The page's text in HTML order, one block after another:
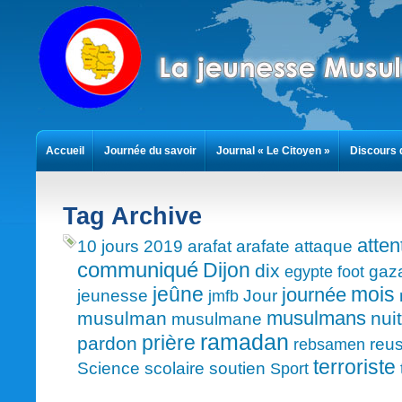
Tag Archive
10 jours 2019 arafat arafate attaque
communiqué Dijon dix egypte foot
jeunesse jeûne jmfb Jour journée mois
musulman musulmane musulmans nuit
pardon prière ramadan rebsamen
Science scolaire soutien Sport terroriste
Accueil Journée du savoir Journal « Le Citoyen » Discours